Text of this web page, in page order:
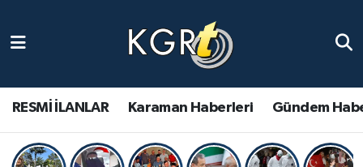
RESMİ İLANLAR Karaman Haberleri Gündem
Gündem Haberleri
Güncel Haberler